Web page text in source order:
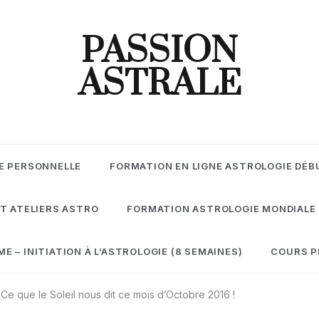
PASSION
ASTRALE
PERSONNELLE FORMATION EN LIGNE ASTROLOGIE
ATELIERS ASTRO FORMATION ASTROLOGIE
– INITIATION À L’ASTROLOGIE (8 SEMAINES) COURS
Ce que le Soleil nous dit ce mois d’Octobre 2016 !